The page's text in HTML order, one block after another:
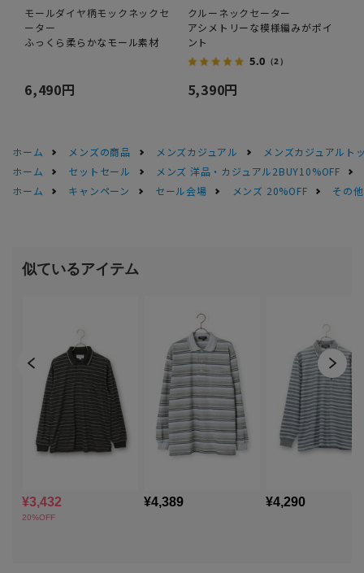
モールダイヤ柄モックネックセ
ーター
ふっくら柔らかなモール素材
6,490円
クルーネックセーター
アシメトリーな模様編みがポイ
ント
5.0 （2）
5,390円
ホーム メンズの商品 メンズカジュアル
メンズカジュアルト
ホーム
セットセール
メンズ 洋品・カジュアル2BUY10%OFF
ホーム
キャンペーン セール会場 メンズ 20%OFF その